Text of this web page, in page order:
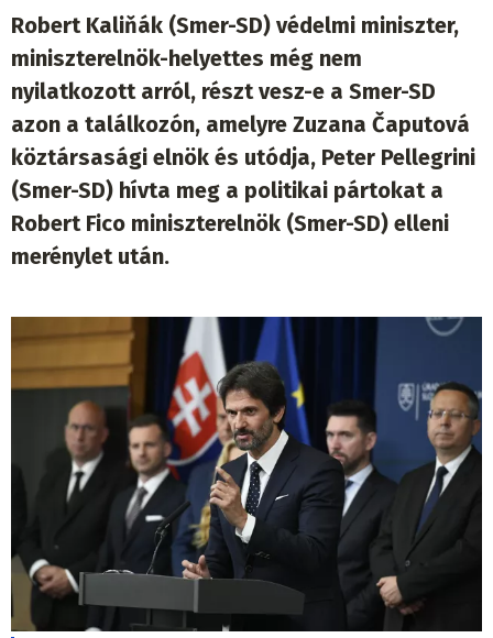
Robert Kaliňák (Smer-SD) védelmi miniszter,
miniszterelnök-helyettes még nem
nyilatkozott arról, részt vesz-e a Smer-SD
azon a találkozón, amelyre Zuzana Čaputová
köztársasági elnök és utódja, Peter Pellegrini
(Smer-SD) hívta meg a politikai pártokat a
Robert Fico miniszterelnök (Smer-SD) elleni
merénylet után.